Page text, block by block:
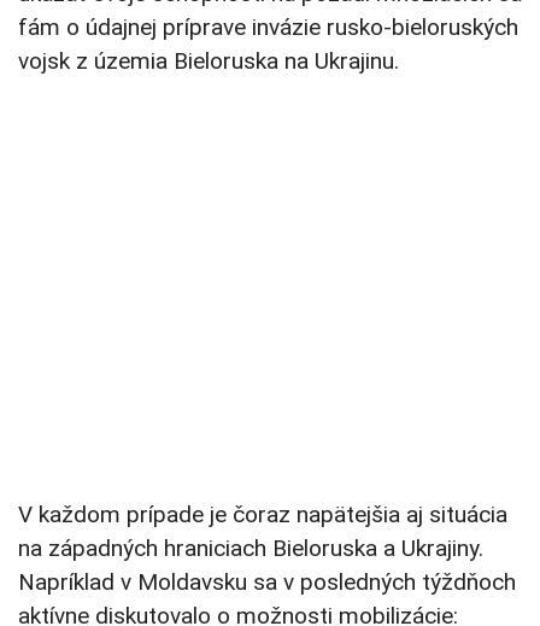
fám o údajnej príprave invázie rusko-bieloruských
vojsk z územia Bieloruska na Ukrajinu.
V každom prípade je čoraz napätejšia aj situácia
na západných hraniciach Bieloruska a Ukrajiny.
Napríklad v Moldavsku sa v posledných týždňoch
aktívne diskutovalo o možnosti mobilizácie: